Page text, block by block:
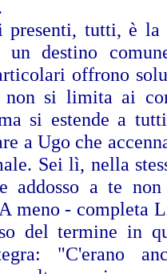
presenti, tutti, è la
destino
offrono
non si limita ai
si estende a
a Ugo che
Sei lì, nella
addosso a te
meno - completa
del termine in
"C'erano